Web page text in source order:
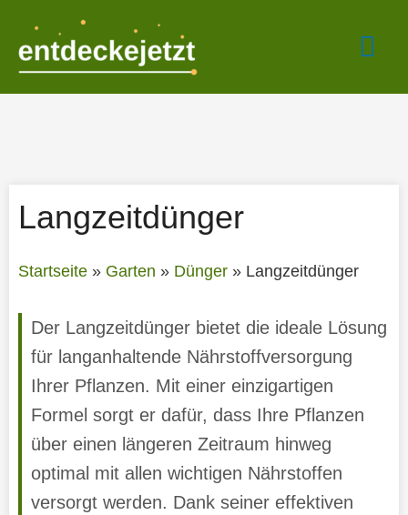
springen
Langzeitdünger
Startseite» Garten » Dünger» Langzeitdünger
Der Langzeitdünger bietet die ideale Lösung
für langanhaltende Nährstoffversorgung
Ihrer Pflanzen. Mit einer einzigartigen
Formel sorgt er dafür, dass Ihre Pflanzen
über einen längeren Zeitraum hinweg
optimal mit allen wichtigen Nährstoffen
versorgt werden. Dank seiner effektiven